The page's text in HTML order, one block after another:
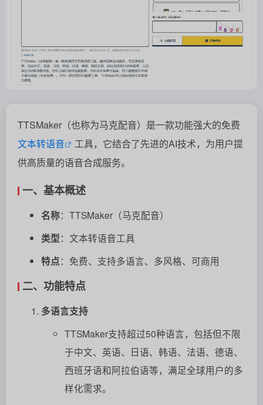
TTSMaker（也称为马克配音）是一款功能强大的免费
文本转语音
工具，它结合了先进的AI技术，为用户提
供高质量的语音合成服务。
一、基本概述
名称：TTSMaker（马克配音）
类型：文本转语音工具
特点：免费、支持多语言、多风格、可商用
二、功能特点
多语言支持
TTSMaker支持超过50种语言，包括但不限
于中文、英语、日语、韩语、法语、德语、
西班牙语和阿拉伯语等，满足全球用户的多
样化需求。